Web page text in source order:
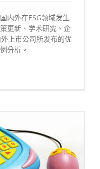
内外在ESG领域发生
更新、学术研究、企
上市公司所发布的优
分析。